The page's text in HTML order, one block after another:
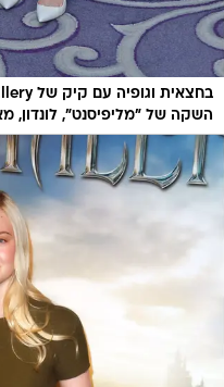
השקה של "מליפיסנט", לונדון, מאי